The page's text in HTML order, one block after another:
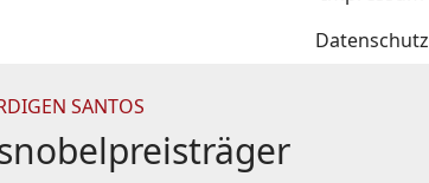
Datenschutz
SANTOS